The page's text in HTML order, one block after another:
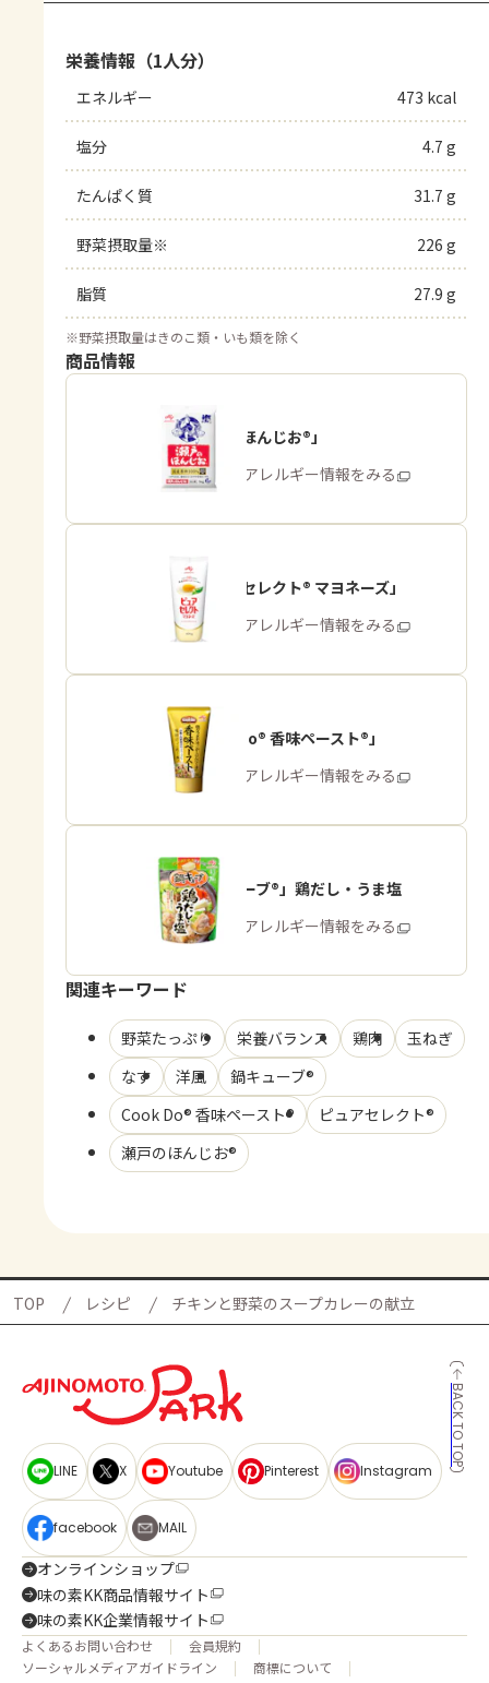
栄養情報（1人分）
エネルギー 473 kcal
塩分 4.7 g
たんぱく質 31.7 g
野菜摂取量※ 226 g
脂質 27.9 g
※野菜摂取量はきのこ類・いも類を除く
商品情報
「瀬戸のほんじお®」
商品・アレルギー情報をみる
「ピュアセレクト® マヨネーズ」
商品・アレルギー情報をみる
「Cook Do® 香味ペースト®」
商品・アレルギー情報をみる
「鍋キューブ®」鶏だし・うま塩
商品・アレルギー情報をみる
関連キーワード
野菜たっぷり 栄養バランス 鶏肉
玉ねぎ
なす
洋風
鍋キューブ®
Cook Do® 香味ペースト®
ピュアセレクト®
瀬戸のほんじお®
TOP レシピ チキンと野菜のスープカレーの献立
BACK TO TOP
LINE X Youtube Pinterest Instagram
facebook MAIL
オンラインショップ
味の素KK商品情報サイト
味の素KK企業情報サイト
よくあるお問い合わせ
会員規約
ソーシャルメディアガイドライン
商標について